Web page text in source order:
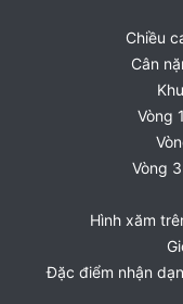
Chiều
Cân
Vòng
Vòng
Hình xăm
Đặc điểm nhận